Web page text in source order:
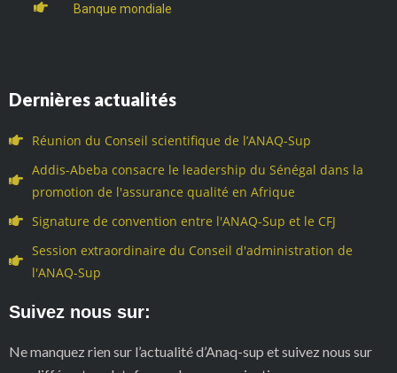
Banque mondiale
Dernières actualités
Réunion du Conseil scientifique de l’ANAQ-Sup
Addis-Abeba consacre le leadership du Sénégal dans la
promotion de l'assurance qualité en Afrique
Signature de convention entre l'ANAQ-Sup et le CFJ
Session extraordinaire du Conseil d'administration de
l'ANAQ-Sup
Suivez nous sur:
Ne manquez rien sur l’actualité d’Anaq-sup et suivez nous sur